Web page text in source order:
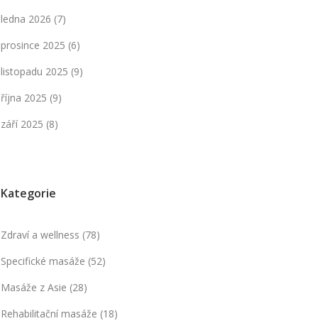
ledna 2026 (7)
prosince 2025 (6)
listopadu 2025 (9)
října 2025 (9)
září 2025 (8)
Kategorie
Zdraví a wellness (78)
Specifické masáže (52)
Masáže z Asie (28)
Rehabilitační masáže (18)